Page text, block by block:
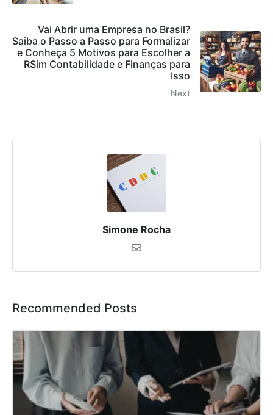
Vai Abrir uma Empresa no Brasil?
Saiba o Passo a Passo para Formalizar
e Conheça 5 Motivos para Escolher a
RSim Contabilidade e Finanças para
Isso
Next
Simone Rocha
Recommended Posts